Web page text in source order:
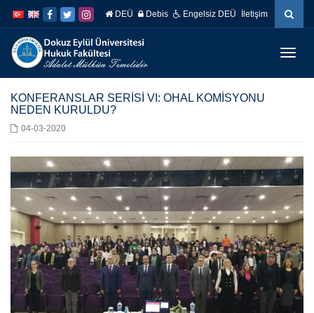
atla
Navigasyona
atla
DEÜ Debis Engelsiz DEÜ İletişim
KONFERANSLAR SERİSİ VI: OHAL KOMİSYONU
NEDEN KURULDU?
04-03-2020